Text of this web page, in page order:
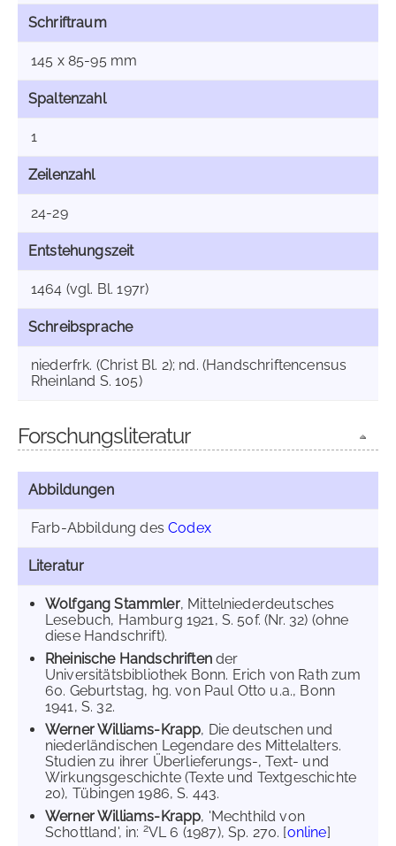
Schriftraum
145 x 85-95 mm
Spaltenzahl
1
Zeilenzahl
24-29
Entstehungszeit
1464 (vgl. Bl. 197r)
Schreibsprache
niederfrk. (Christ Bl. 2); nd. (Handschriftencensus
Rheinland S. 105)
Forschungsliteratur
Abbildungen
Farb-Abbildung desCodex
Literatur
Wolfgang Stammler, Mittelniederdeutsches
Lesebuch, Hamburg 1921, S. 50f. (Nr. 32) (ohne
diese Handschrift).
Rheinische Handschriftender
Universitätsbibliothek Bonn. Erich von Rath zum
60. Geburtstag, hg. von Paul Otto u.a., Bonn
1941, S. 32.
Werner Williams-Krapp, Die deutschen und
niederländischen Legendare des Mittelalters.
Studien zu ihrer Überlieferungs-, Text- und
Wirkungsgeschichte (Texte und Textgeschichte
20), Tübingen 1986, S. 443.
Werner Williams-Krapp, 'Mechthild von
Schottland', in: 2VL 6 (1987), Sp. 270. [online]